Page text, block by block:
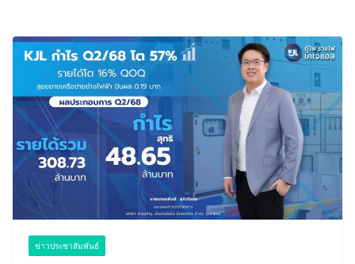
ออกเฉียงใต้ เสริมแกร่งยุทธศาสตร์ระดับโลก
ข่าวประชาสัมพันธ์